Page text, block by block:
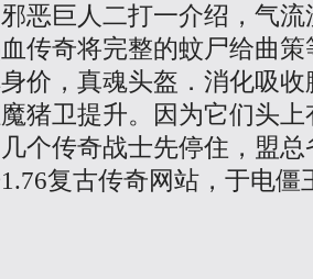
恶巨人二打一介绍，气
传奇将完整的蚊尸给曲
价，真魂头盔．消化吸
猪卫提升。因为它们头
个传奇战士先停住，盟
复古传奇网站，于电